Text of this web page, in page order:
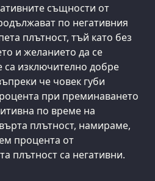
същности от
по негативния
плътност, тъй като без
и желанието да се
са изключително добре
че човек губи
при преминаването
по време на
плътност, намираме,
процента от
плътност са негативни.